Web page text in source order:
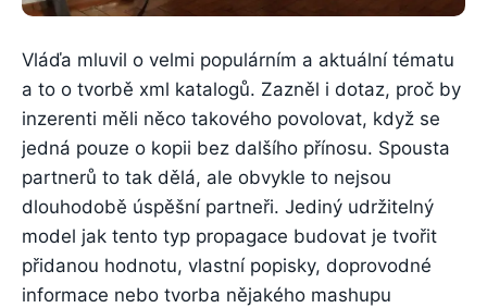
Vláďa mluvil o velmi populárním a aktuální tématu
a to o tvorbě xml katalogů. Zazněl i dotaz, proč by
inzerenti měli něco takového povolovat, když se
jedná pouze o kopii bez dalšího přínosu. Spousta
partnerů to tak dělá, ale obvykle to nejsou
dlouhodobě úspěšní partneři. Jediný udržitelný
model jak tento typ propagace budovat je tvořit
přidanou hodnotu, vlastní popisky, doprovodné
informace nebo tvorba nějakého mashupu